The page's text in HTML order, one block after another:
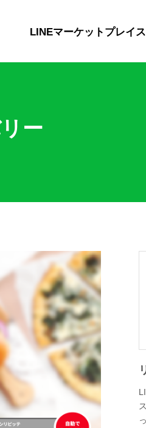
LINEマーケットプレイ
ー